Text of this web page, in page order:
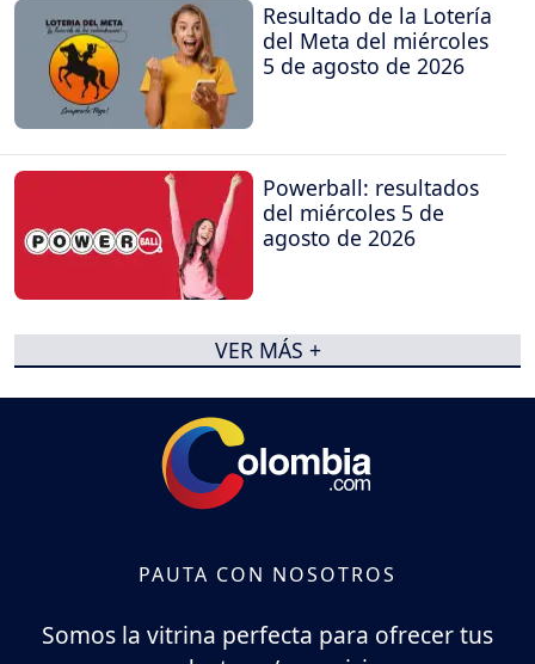
Resultado de la Lotería
del Meta del miércoles
5 de agosto de 2026
Powerball: resultados
del miércoles 5 de
agosto de 2026
VER MÁS +
PAUTA CON NOSOTROS
Somos la vitrina perfecta para ofrecer tus